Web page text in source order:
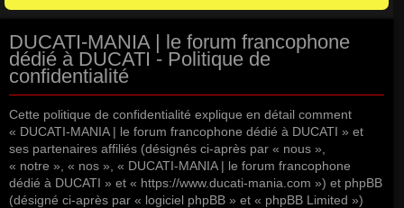
DUCATI-MANIA | le forum francophone
dédié à DUCATI - Politique de
confidentialité
Cette politique de confidentialité explique en détail comment
« DUCATI-MANIA | le forum francophone dédié à DUCATI » et
ses partenaires affiliés (désignés ci-après par « nous »,
« notre », « nos », « DUCATI-MANIA | le forum francophone
dédié à DUCATI » et « https://www.ducati-mania.com ») et phpBB
(désigné ci-après par « logiciel phpBB » et « phpBB Limited »)